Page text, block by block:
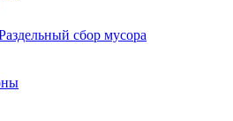
сбор мусора